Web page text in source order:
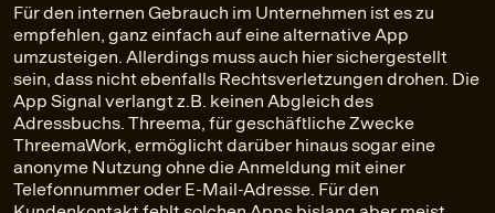
Für den internen Gebrauch im Unternehmen ist es zu
empfehlen, ganz einfach auf eine alternative App
umzusteigen. Allerdings muss auch hier sichergestellt
sein, dass nicht ebenfalls Rechtsverletzungen drohen. Die
App Signal verlangt z.B. keinen Abgleich des
Adressbuchs. Threema, für geschäftliche Zwecke
ThreemaWork, ermöglicht darüber hinaus sogar eine
anonyme Nutzung ohne die Anmeldung mit einer
Telefonnummer oder E-Mail-Adresse. Für den